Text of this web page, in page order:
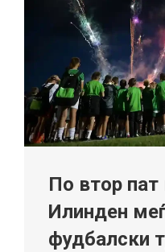
По втор
Илинден
фудбалски